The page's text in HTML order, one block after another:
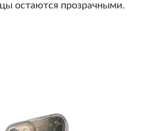
остаются прозрачными.